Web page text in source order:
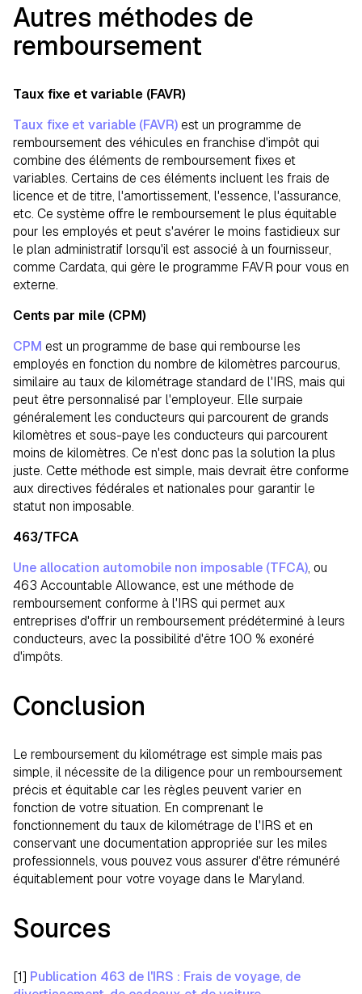
Autres méthodes de
remboursement
Taux fixe et variable (FAVR)
Taux fixe et variable (FAVR)est un programme de
remboursement des véhicules en franchise d'impôt qui
combine des éléments de remboursement fixes et
variables. Certains de ces éléments incluent les frais de
licence et de titre, l'amortissement, l'essence, l'assurance,
etc. Ce système offre le remboursement le plus équitable
pour les employés et peut s'avérer le moins fastidieux sur
le plan administratif lorsqu'il est associé à un fournisseur,
comme Cardata, qui gère le programme FAVR pour vous en
externe.
Cents par mile (CPM)
CPM est un programme de base qui rembourse les
employés en fonction du nombre de kilomètres parcourus,
similaire au taux de kilométrage standard de l'IRS, mais qui
peut être personnalisé par l'employeur. Elle surpaie
généralement les conducteurs qui parcourent de grands
kilomètres et sous-paye les conducteurs qui parcourent
moins de kilomètres. Ce n'est donc pas la solution la plus
juste. Cette méthode est simple, mais devrait être conforme
aux directives fédérales et nationales pour garantir le
statut non imposable.
463/TFCA
Une allocation automobile non imposable (TFCA), ou
463 Accountable Allowance, est une méthode de
remboursement conforme à l'IRS qui permet aux
entreprises d'offrir un remboursement prédéterminé à leurs
conducteurs, avec la possibilité d'être 100 % exonéré
d'impôts.
Conclusion
Le remboursement du kilométrage est simple mais pas
simple, il nécessite de la diligence pour un remboursement
précis et équitable car les règles peuvent varier en
fonction de votre situation. En comprenant le
fonctionnement du taux de kilométrage de l'IRS et en
conservant une documentation appropriée sur les miles
professionnels, vous pouvez vous assurer d'être rémunéré
équitablement pour votre voyage dans le Maryland.
Sources
[1] Publication 463 de l'IRS : Frais de voyage, de